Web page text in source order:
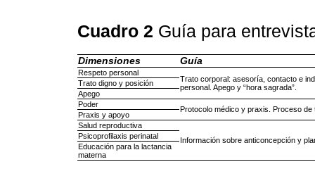
Cuadro 2 Guía para
Dimensiones Guía
Respeto personal
Trato corporal: asesoría, contacto e
personal. Apego y “hora sagrada”.
Trato digno y posición
Apego
Poder
Protocolo médico y praxis. Proceso de
Praxis y apoyo
Salud reproductiva
Información sobre anticoncepción y
Psicoprofilaxis perinatal
Educación para la lactancia
materna